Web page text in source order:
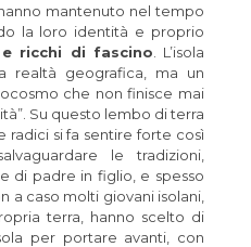
mantenuto nel tempo
la loro identità e proprio
ricchi di fascino . L’isola
realtà geografica, ma un
che non finisce mai
Su questo lembo di terra
radici si fa sentire forte così
le tradizioni,
di padre in figlio, e spesso
a caso molti giovani isolani,
terra, hanno scelto di
per portare avanti, con